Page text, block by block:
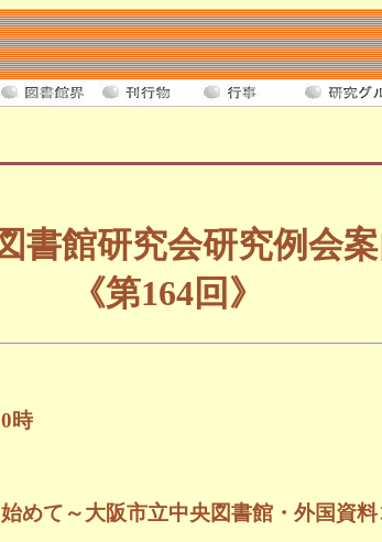
書館研究会研究例会
《第164回》
時
めて～大阪市立中央図書館・外国資料